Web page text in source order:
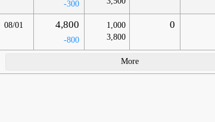
-300
08/01 4,800
-800
1,000
3,800
0
More